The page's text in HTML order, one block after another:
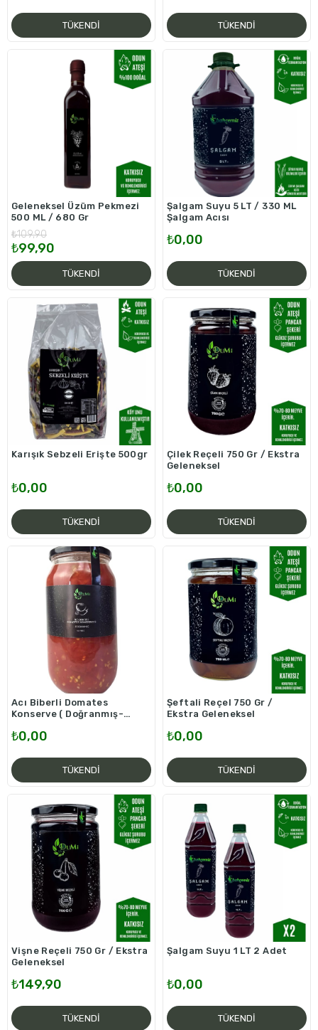
TÜKENDI TÜKENDI
TÜKENDI
Geleneksel Üzüm Pekmezi
500 ML / 680 Gr
₺99,90
₺109,90
TÜKENDI
Şalgam Suyu 5 LT / 330 ML
Şalgam Acısı
₺0,00
TÜKENDI
Karışık Sebzeli Erişte 500gr
₺0,00
TÜKENDI
Çilek Reçeli 750 Gr / Ekstra
Geleneksel
₺0,00
TÜKENDI
Acı Biberli Domates
Konserve ( Doğranmış-
₺0,00
TÜKENDI
Şeftali Reçel 750 Gr /
Ekstra Geleneksel
₺0,00
TÜKENDI
Vişne Reçeli 750 Gr / Ekstra
Geleneksel
₺149,90
TÜKENDI
Şalgam Suyu 1 LT 2 Adet
₺0,00